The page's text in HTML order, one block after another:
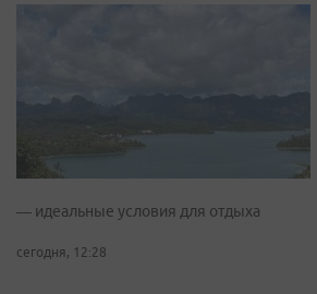
— идеальные условия для отдыха
сегодня, 12:28